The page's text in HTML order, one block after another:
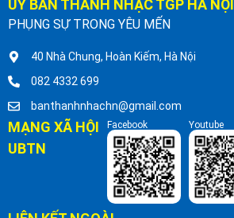
ỦY BAN THÁNH NHẠC TGP HÀ NỘI
PHỤNG SỰ TRONG YÊU MẾN
40 Nhà Chung, Hoàn Kiếm, Hà Nội
082 4332 699
banthanhnhachn@gmail.com
MẠNG XÃ HỘI
UBTN
Facebook Youtube